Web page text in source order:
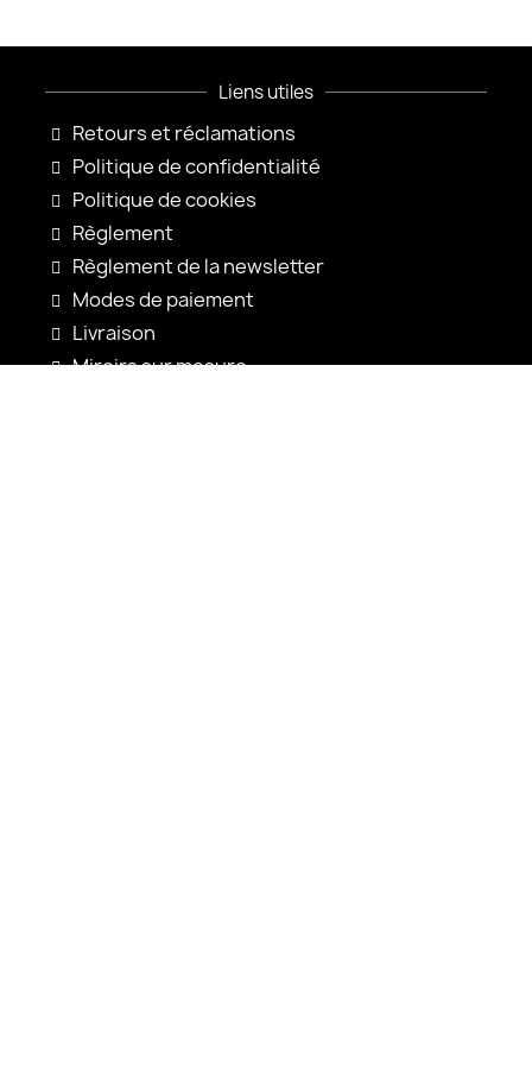
Liens utiles
Retours et réclamations
Politique de confidentialité
Politique de cookies
Règlement
Règlement de la newsletter
Modes de paiement
Livraison
Miroirs sur mesure